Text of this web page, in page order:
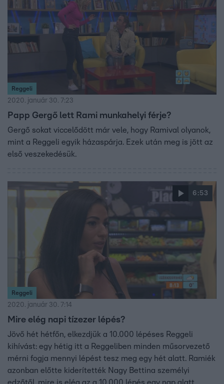
Reggeli
2020. január 30. 7:23
Papp Gergő lett Rami munkahelyi férje?
Gergő sokat viccelődött már vele, hogy Ramival olyanok,
mint a Reggeli egyik házaspárja. Ezek után meg is jött az
első veszekedésük.
6:53
Reggeli
2020. január 30. 7:14
Mire elég napi tízezer lépés?
Jövő hét hétfőn, elkezdjük a 10.000 lépéses Reggeli
kihívást: egy hétig itt a Reggeliben minden műsorvezető
mérni fogja mennyi lépést tesz meg egy hét alatt. Ramiék
azonban előtte kiderítették Nagy Bettina személyi